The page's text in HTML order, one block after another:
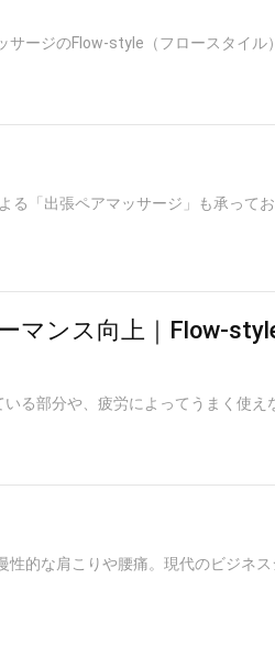
ージのFlow-style（フロースタイル
「出張ペアマッサージ」も承って
マンス向上｜Flow-
る部分や、疲労によってうまく使え
的な肩こりや腰痛。現代のビジネ